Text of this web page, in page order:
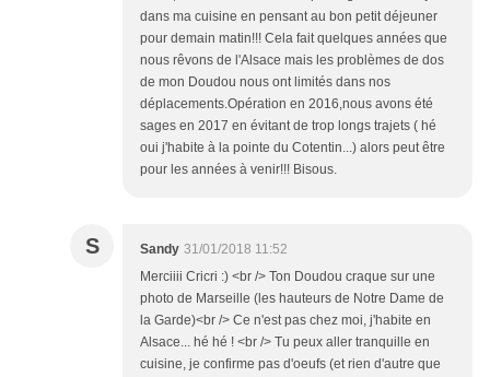
dans ma cuisine en pensant au bon petit déjeuner
pour demain matin!!! Cela fait quelques années que
nous rêvons de l'Alsace mais les problèmes de dos
de mon Doudou nous ont limités dans nos
déplacements.Opération en 2016,nous avons été
sages en 2017 en évitant de trop longs trajets ( hé
oui j'habite à la pointe du Cotentin...) alors peut être
pour les années à venir!!! Bisous.
S Sandy 31/01/2018 11:52
Merciiii Cricri :) <br /> Ton Doudou craque sur une
photo de Marseille (les hauteurs de Notre Dame de
la Garde)<br /> Ce n'est pas chez moi, j'habite en
Alsace... hé hé ! <br /> Tu peux aller tranquille en
cuisine, je confirme pas d'oeufs (et rien d'autre que